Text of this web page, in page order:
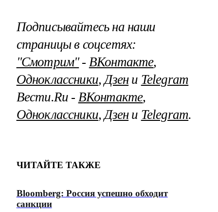
Подписывайтесь на наши
страницы в соцсетях:
"Смотрим"‐ ВКонтакте,
Одноклассники, Дзени Telegram
Вести.Ru ‐ ВКонтакте,
Одноклассники, Дзени Telegram.
ЧИТАЙТЕ ТАКЖЕ
Bloomberg: Россия успешно обходит
санкции